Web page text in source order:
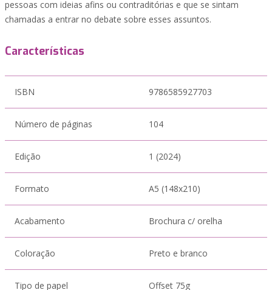
pessoas com ideias afins ou contraditórias e que se sintam
chamadas a entrar no debate sobre esses assuntos.
Características
ISBN 9786585927703
Número de páginas 104
Edição 1 (2024)
Formato A5 (148x210)
Acabamento Brochura c/ orelha
Coloração Preto e branco
Tipo de papel Offset 75g